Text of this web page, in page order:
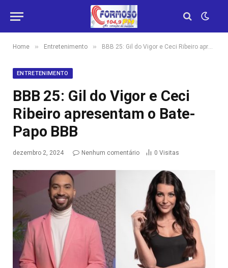
Home » Entretenimento » BBB 25: Gil do Vigor e Ceci Ribeiro apresentam o Bate-Papo BBB
ENTRETENIMENTO
BBB 25: Gil do Vigor e Ceci
Ribeiro apresentam o Bate-
Papo BBB
dezembro 2, 2024 Nenhum comentário 0 Visitas